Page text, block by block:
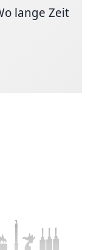
lange Zeit